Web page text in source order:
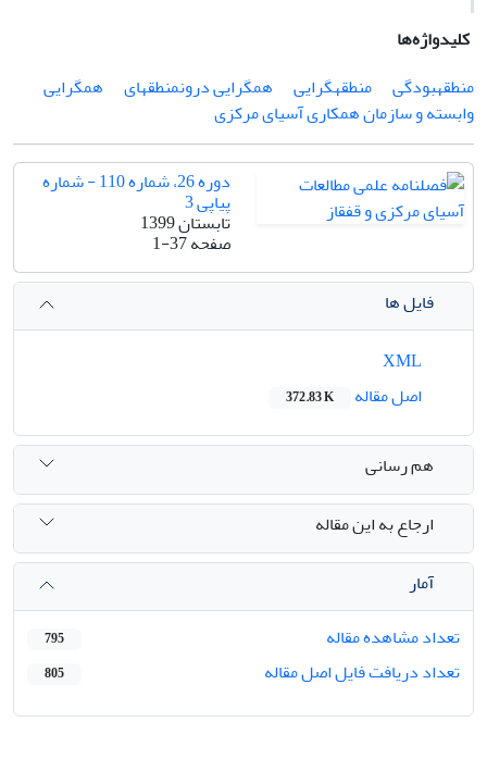
کلیدواژه‌ها
منطقه‏بودگی
منطقه‏گرایی همگرایی درون‏منطقه‏ای
همگرایی
وابسته و سازمان همکاری آسیای مرکزی
دوره 26، شماره 110 - شماره
پیاپی 3
تابستان 1399
صفحه1-37
فایل ها
اصل مقاله
372.83 K
هم رسانی
ارجاع به این مقاله
آمار
تعداد مشاهده مقاله
795
تعداد دریافت فایل اصل مقاله 805